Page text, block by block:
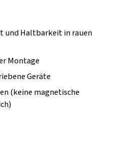
und Haltbarkeit in rauen
Montage
Geräte
(keine magnetische